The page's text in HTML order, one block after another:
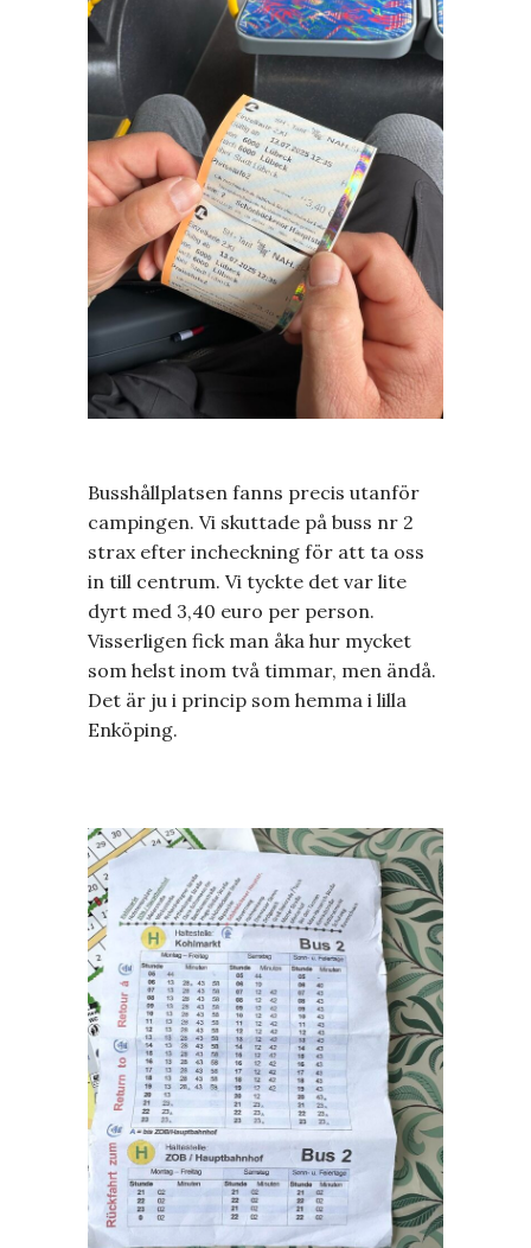
Busshållplatsen fanns precis utanför
campingen. Vi skuttade på buss nr 2
strax efter incheckning för att ta oss
in till centrum. Vi tyckte det var lite
dyrt med 3,40 euro per person.
Visserligen fick man åka hur mycket
som helst inom två timmar, men ändå.
Det är ju i princip som hemma i lilla
Enköping.